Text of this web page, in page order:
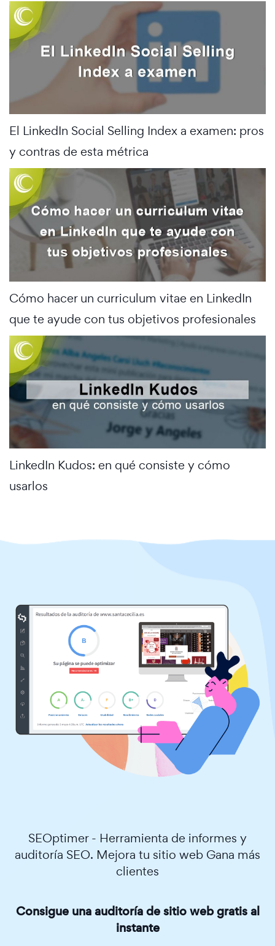
El LinkedIn Social Selling Index a examen: pros
y contras de esta métrica
Cómo hacer un curriculum vitae en LinkedIn
que te ayude con tus objetivos profesionales
LinkedIn Kudos: en qué consiste y cómo
usarlos
SEOptimer - Herramienta de informes y
auditoría SEO. Mejora tu sitio web Gana más
clientes
Consigue una auditoría de sitio web gratis al
instante